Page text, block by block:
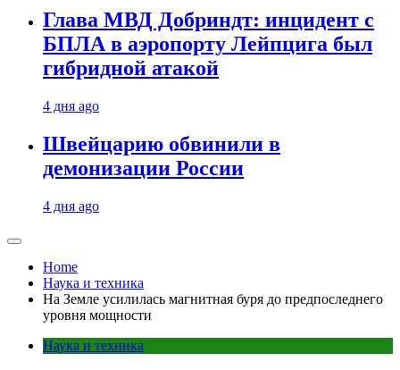
Глава МВД Добриндт: инцидент с
БПЛА в аэропорту Лейпцига был
гибридной атакой
4 дня ago
Швейцарию обвинили в
демонизации России
4 дня ago
Home
Наука и техника
На Земле усилилась магнитная буря до предпоследнего
уровня мощности
Наука и техника